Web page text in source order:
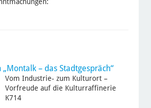
– das Stadtgespräch“
Vom Industrie- zum Kulturort –
Vorfreude auf die Kulturraffinerie
K714